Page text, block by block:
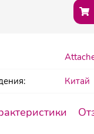
Китай